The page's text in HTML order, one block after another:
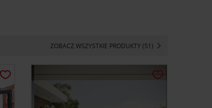
ZOBACZ WSZYSTKIE PRODUKTY (51)